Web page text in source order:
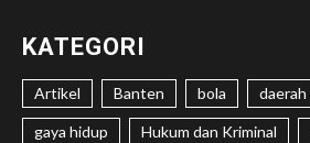
KATEGORI
Artikel Banten bola daerah
gaya hidup Hukum dan Kriminal